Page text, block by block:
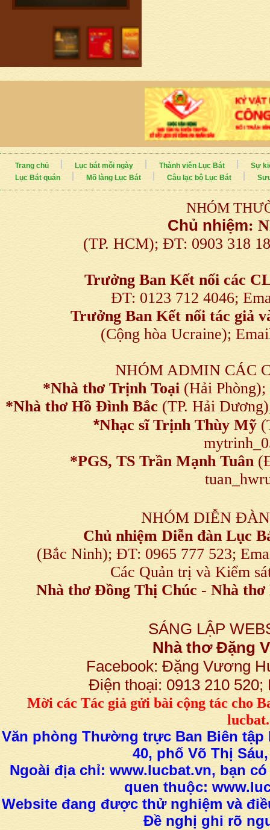
Trang chủ Lục bát mỗi ngày Thành viên Lục Bát
Sự
Lục Bát quán
Mõ làng Lục Bát Câu lạc bộ Lục Bát
NHÓM
Chủ nhiệm:
(TP. HCM); ĐT: 0903 318
Trưởng Ban Kết nối các
ĐT: 0123 712 4046;
Trưởng Ban Kết nối tác giả
(Cộng hòa Ucraine);
NHÓM ADMIN CÁC
*Nhà thơ Trịnh Toại (Hải
*Nhà thơ Hồ Đình Bắc (TP. Hải
*Nhạc sĩ Trịnh Thùy Mỹ
*PGS, TS Trần Mạnh Tuân
NHÓM DIỄN
Chủ nhiệm Diễn đàn Lục
(Bắc Ninh); ĐT: 0965 777 523;
Các Quản trị và Kiểm
Nhà thơ Đồng Thị Chúc - Nhà thơ
SÁNG LẬP
Nhà thơ Đặng
Facebook: Đặng Vương
Điện thoại: 0913 210
Mời các Tác giả gửi bàicộng tác cho
Văn phòng Thường trực Ban Biên tập
40, phố Võ Thị
Ngoài địa chỉ: www.lucbat.vn, bạn
quen thuộc:
Website đang được thử nghiệm và
Đề nghị ghi rõ